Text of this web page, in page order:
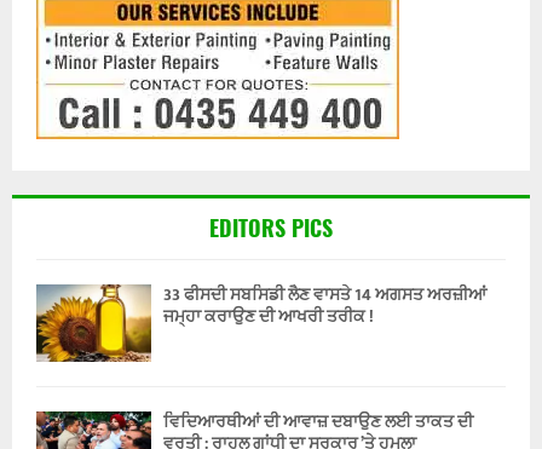
EDITORS PICS
33 ਫੀਸਦੀ ਸਬਸਿਡੀ ਲੈਣ ਵਾਸਤੇ 14 ਅਗਸਤ ਅਰਜ਼ੀਆਂ
ਜਮ੍ਹਾ ਕਰਾਉਣ ਦੀ ਆਖਰੀ ਤਰੀਕ !
ਵਿਦਿਆਰਥੀਆਂ ਦੀ ਆਵਾਜ਼ ਦਬਾਉਣ ਲਈ ਤਾਕਤ ਦੀ
ਵਰਤੀ : ਰਾਹੁਲ ਗਾਂਧੀ ਦਾ ਸਰਕਾਰ ’ਤੇ ਹਮਲਾ